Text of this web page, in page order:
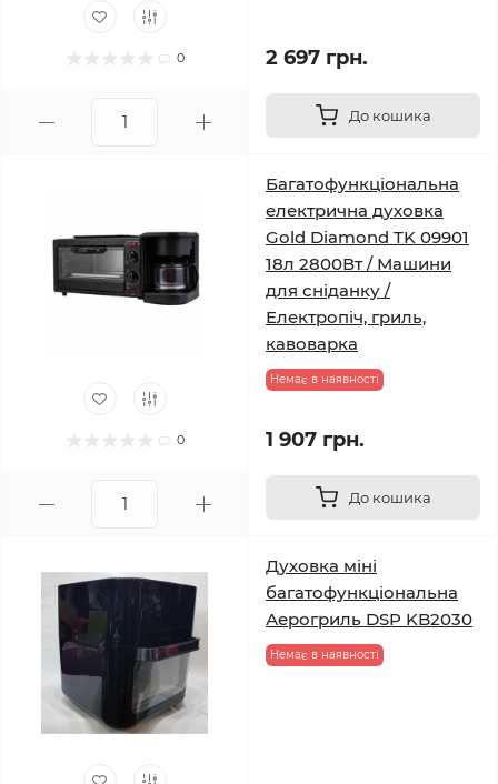
0 2 697 грн.
До кошика
0
Багатофункціональна
електрична духовка
Gold Diamond TK 09901
18л 2800Вт / Машини
для сніданку /
Електропіч, гриль,
кавоварка
Немає в наявності
1 907 грн.
До кошика
Духовка міні
багатофункціональна
Аерогриль DSP KB2030
Немає в наявності